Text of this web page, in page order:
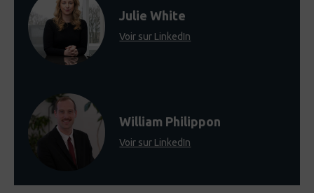
Julie White
Voir sur LinkedIn
William Philippon
Voir sur LinkedIn